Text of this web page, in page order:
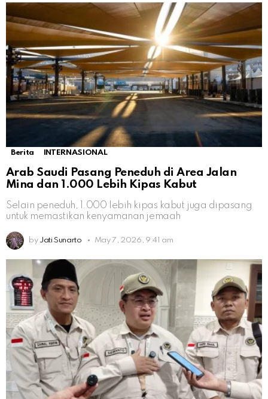
Berita INTERNASIONAL
Arab Saudi Pasang Peneduh di Area Jalan
Mina dan 1.000 Lebih Kipas Kabut
Selain peneduh, 1.000 lebih kipas kabut juga dipasang
untuk memastikan kenyamanan jemaah
by Jati Sunarto May 7, 2026, 9:41 am